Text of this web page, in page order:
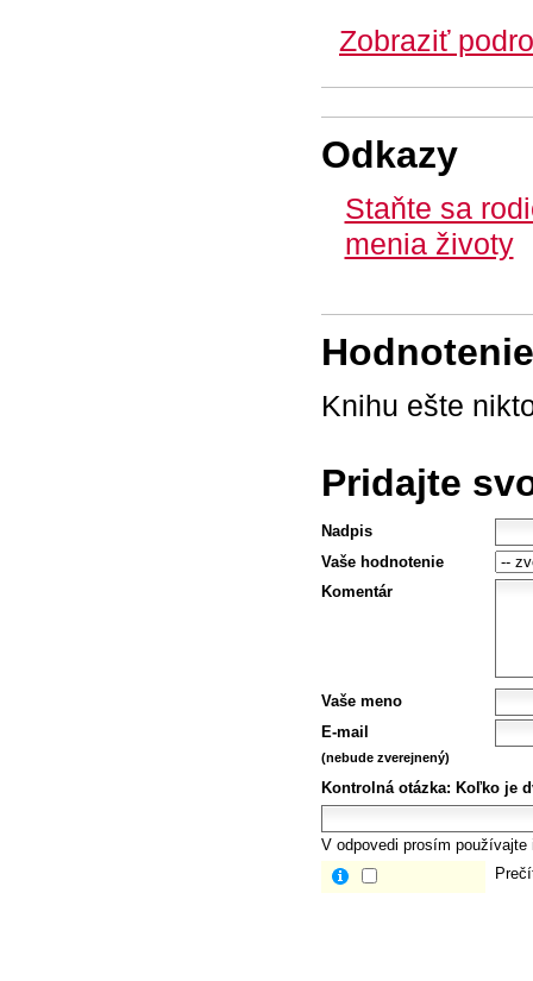
Zobraziť
Odkazy
Staňte sa
menia životy
Knihu ešte
Pridajte
Nadpis
Vaše hodnotenie
Komentár
Vaše meno
E-mail
(nebude zverejnený)
Kontrolná otázka: Koľko je
V odpovedi prosím